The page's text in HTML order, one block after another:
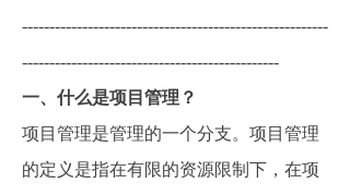
--------------------------------------------------------
-----------------------------------------------
一、什么是项目管理？
项目管理是管理的一个分支。项目管理
的定义是指在有限的资源限制下，在项